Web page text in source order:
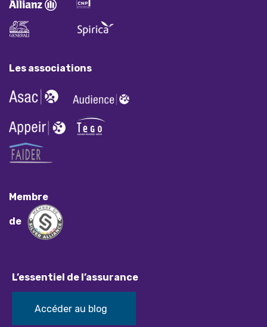
Les associations
Membre
de
L’essentiel de l’assurance
Accéder au blog